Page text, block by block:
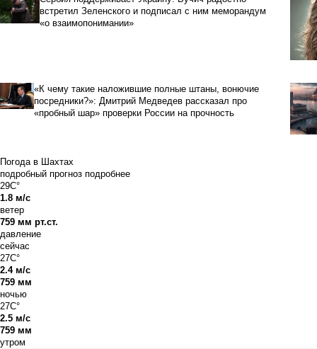
встретил Зеленского и подписал с ним меморандум
«о взаимопонимании»
«К чему такие наложившие полные штаны, вонючие
посредники?»: Дмитрий Медведев рассказал про
«пробный шар» проверки России на прочность
Погода в Шахтах
подробный прогноз подробнее
29C°
1.8 м/с
ветер
759 мм рт.ст.
давление
сейчас
27C°
2.4 м/с
759 мм
ночью
27C°
2.5 м/с
759 мм
утром